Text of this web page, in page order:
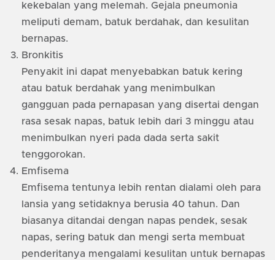
kekebalan yang melemah. Gejala pneumonia
meliputi demam, batuk berdahak, dan kesulitan
bernapas.
Bronkitis
Penyakit ini dapat menyebabkan batuk kering
atau batuk berdahak yang menimbulkan
gangguan pada pernapasan yang disertai dengan
rasa sesak napas, batuk lebih dari 3 minggu atau
menimbulkan nyeri pada dada serta sakit
tenggorokan.
Emfisema
Emfisema tentunya lebih rentan dialami oleh para
lansia yang setidaknya berusia 40 tahun. Dan
biasanya ditandai dengan napas pendek, sesak
napas, sering batuk dan mengi serta membuat
penderitanya mengalami kesulitan untuk bernapas